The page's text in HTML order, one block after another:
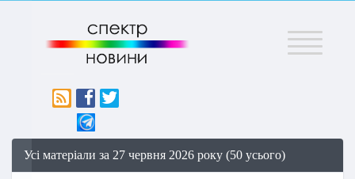
Меню
Усі матеріали за 27 червня 2026 року (50 усього)